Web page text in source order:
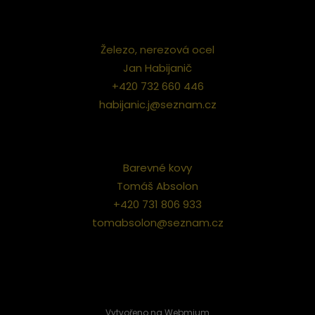
Železo, nerezová ocel
Jan Habijanič
+420 732 660 446
habijanic.j@seznam.cz
Barevné kovy
Tomáš Absolon
+420 731 806 933
tomabsolon@seznam.cz
Vytvořeno na Webmium